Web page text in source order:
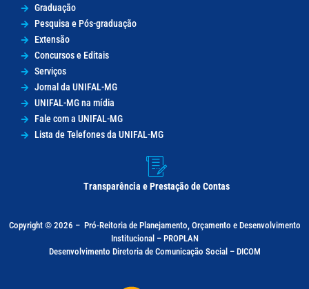
Graduação
Pesquisa e Pós-graduação
Extensão
Concursos e Editais
Serviços
Jornal da UNIFAL-MG
UNIFAL-MG na mídia
Fale com a UNIFAL-MG
Lista de Telefones da UNIFAL-MG
Transparência e Prestação de Contas
Copyright © 2026 – Pró-Reitoria de Planejamento, Orçamento e Desenvolvimento
Institucional – PROPLAN
Desenvolvimento Diretoria de Comunicação Social – DICOM